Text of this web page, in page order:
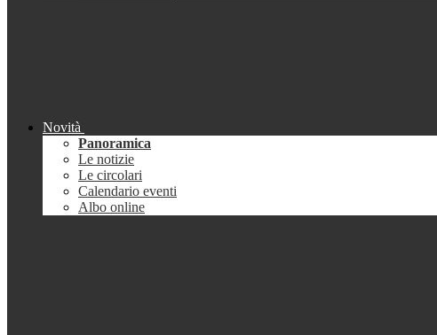
Novità
Panoramica
Le notizie
Le circolari
Calendario eventi
Albo online